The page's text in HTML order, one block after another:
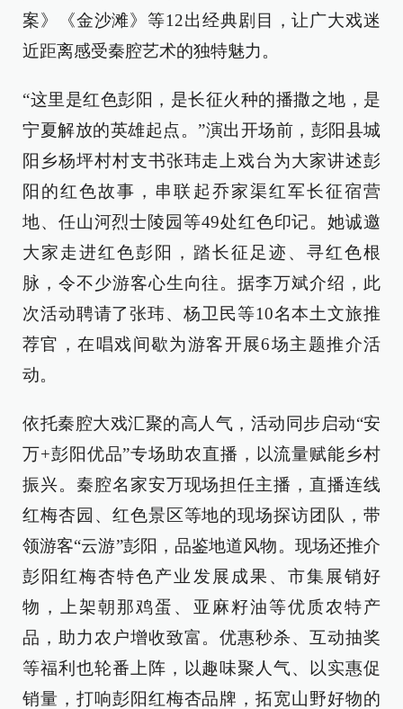
案》《金沙滩》等12出经典剧目，让广大戏迷
近距离感受秦腔艺术的独特魅力。
“这里是红色彭阳，是长征火种的播撒之地，是
宁夏解放的英雄起点。”演出开场前，彭阳县城
阳乡杨坪村村支书张玮走上戏台为大家讲述彭
阳的红色故事，串联起乔家渠红军长征宿营
地、任山河烈士陵园等49处红色印记。她诚邀
大家走进红色彭阳，踏长征足迹、寻红色根
脉，令不少游客心生向往。据李万斌介绍，此
次活动聘请了张玮、杨卫民等10名本土文旅推
荐官，在唱戏间歇为游客开展6场主题推介活
动。
依托秦腔大戏汇聚的高人气，活动同步启动“安
万+彭阳优品”专场助农直播，以流量赋能乡村
振兴。秦腔名家安万现场担任主播，直播连线
红梅杏园、红色景区等地的现场探访团队，带
领游客“云游”彭阳，品鉴地道风物。现场还推介
彭阳红梅杏特色产业发展成果、市集展销好
物，上架朝那鸡蛋、亚麻籽油等优质农特产
品，助力农户增收致富。优惠秒杀、互动抽奖
等福利也轮番上阵，以趣味聚人气、以实惠促
销量，打响彭阳红梅杏品牌，拓宽山野好物的